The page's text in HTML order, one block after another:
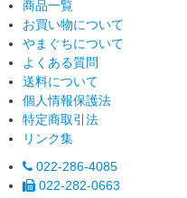
商品一覧
お買い物について
やまぐちについて
よくある質問
送料について
個人情報保護法
特定商取引法
リンク集
022-286-4085
022-282-0663